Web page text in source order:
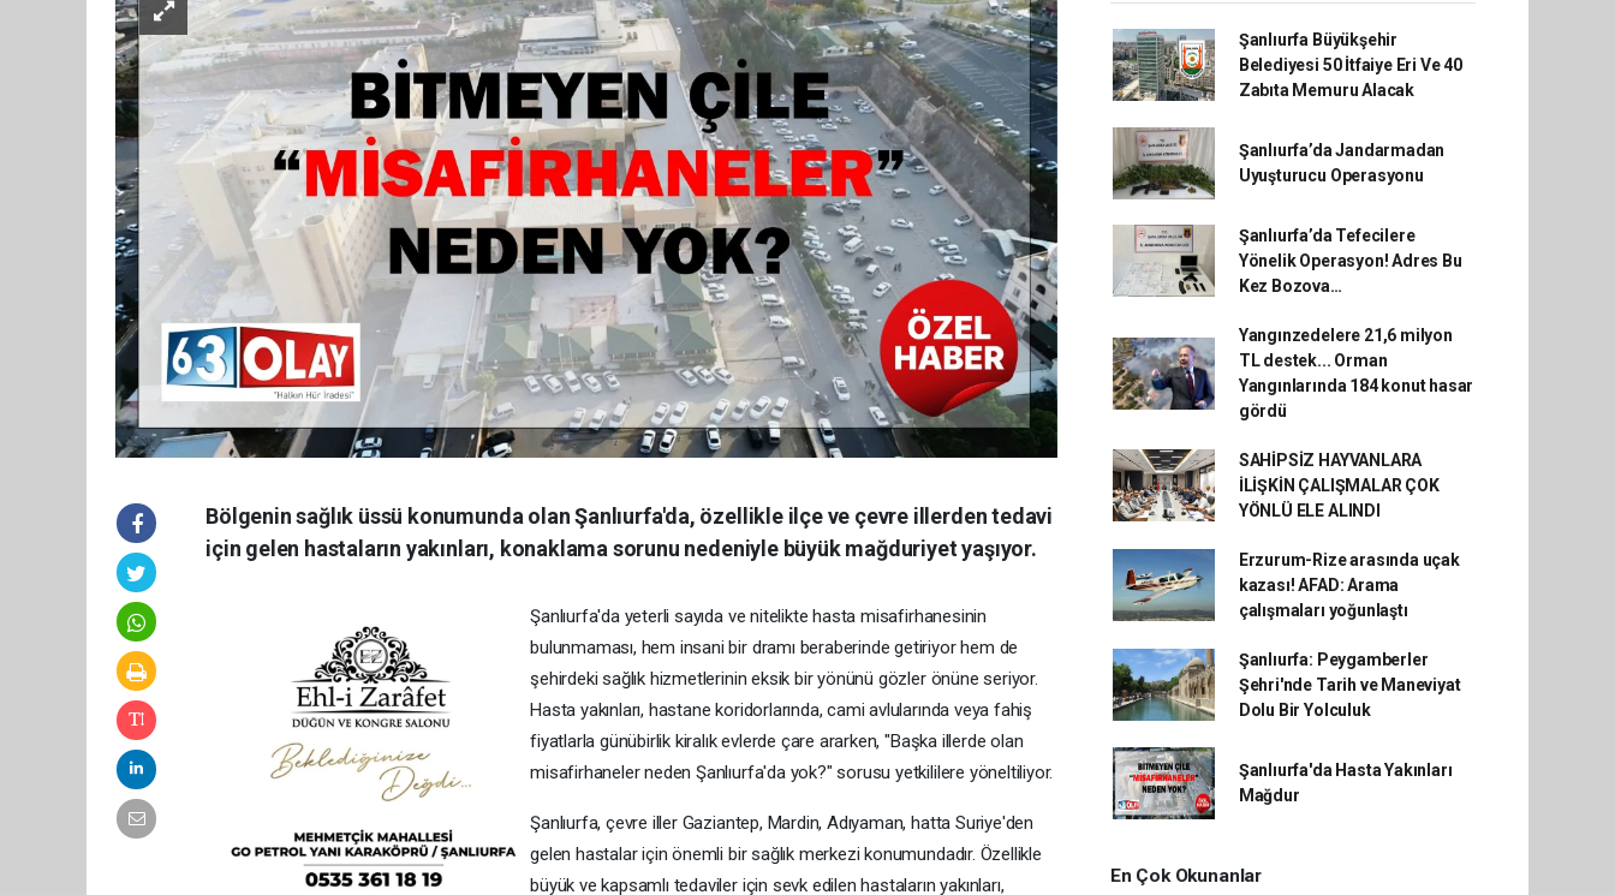
Bölgenin sağlık üssü konumunda olan Şanlıurfa'da, özellikle ilçe ve çevre illerden tedavi
için gelen hastaların yakınları, konaklama sorunu nedeniyle büyük mağduriyet yaşıyor.
Şanlıurfa'da yeterli sayıda ve nitelikte hasta misafirhanesinin
bulunmaması, hem insani bir dramı beraberinde getiriyor hem de
şehirdeki sağlık hizmetlerinin eksik bir yönünü gözler önüne seriyor.
Hasta yakınları, hastane koridorlarında, cami avlularında veya fahiş
fiyatlarla günübirlik kiralık evlerde çare ararken, "Başka illerde olan
misafirhaneler neden Şanlıurfa'da yok?" sorusu yetkililere yöneltiliyor.
Şanlıurfa, çevre iller Gaziantep, Mardin, Adıyaman, hatta Suriye'den
gelen hastalar için önemli bir sağlık merkezi konumundadır. Özellikle
büyük ve kapsamlı tedaviler için sevk edilen hastaların yakınları,
Şanlıurfa Büyükşehir
Belediyesi 50 İtfaiye Eri Ve 40
Zabıta Memuru Alacak
Şanlıurfa’da Jandarmadan
Uyuşturucu Operasyonu
Şanlıurfa’da Tefecilere
Yönelik Operasyon! Adres Bu
Kez Bozova…
Yangınzedelere 21,6 milyon
TL destek... Orman
Yangınlarında 184 konut hasar
gördü
SAHİPSİZ HAYVANLARA
İLİŞKİN ÇALIŞMALAR ÇOK
YÖNLÜ ELE ALINDI
Erzurum-Rize arasında uçak
kazası! AFAD: Arama
çalışmaları yoğunlaştı
Şanlıurfa: Peygamberler
Şehri'nde Tarih ve Maneviyat
Dolu Bir Yolculuk
Şanlıurfa'da Hasta Yakınları
Mağdur
En Çok Okunanlar